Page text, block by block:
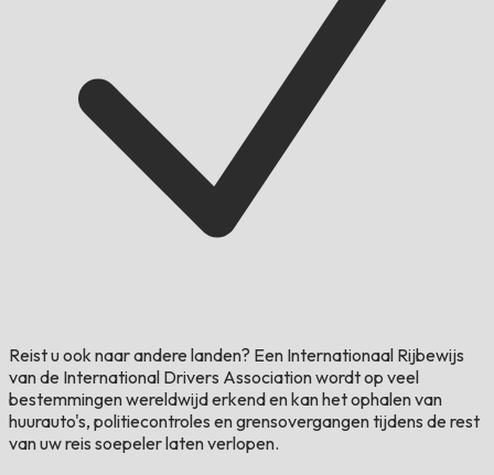
Reist u ook naar andere landen? Een Internationaal Rijbewijs
van de International Drivers Association wordt op veel
bestemmingen wereldwijd erkend en kan het ophalen van
huurauto's, politiecontroles en grensovergangen tijdens de rest
van uw reis soepeler laten verlopen.